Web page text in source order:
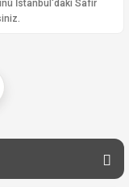
İstanbul'daki Safir